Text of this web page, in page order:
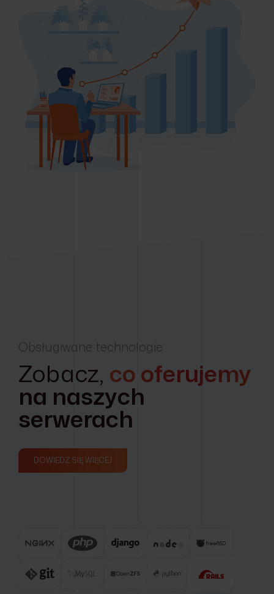
Obsługiwane technologie
Zobacz, co oferujemy
na naszych
serwerach
DOWIEDZ SIĘ WIĘCEJ